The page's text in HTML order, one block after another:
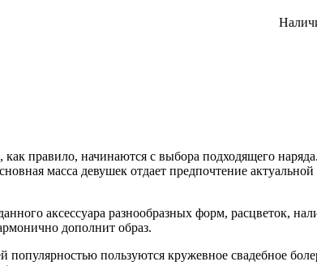
правило, начинаются с выбора подходящего
масса девушек отдает предпочтение
аксессуара разнообразных форм, расцветок,
дополнит образ.
пользуются кружевное свадебное